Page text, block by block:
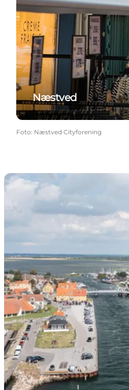
Næstved
Foto: Næstved Cityforening
Karrebæksminde